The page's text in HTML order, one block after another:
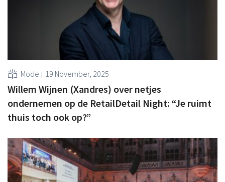
Mode 19 November, 2025
Willem Wijnen (Xandres) over netjes
ondernemen op de RetailDetail Night: “Je ruimt
thuis toch ook op?”